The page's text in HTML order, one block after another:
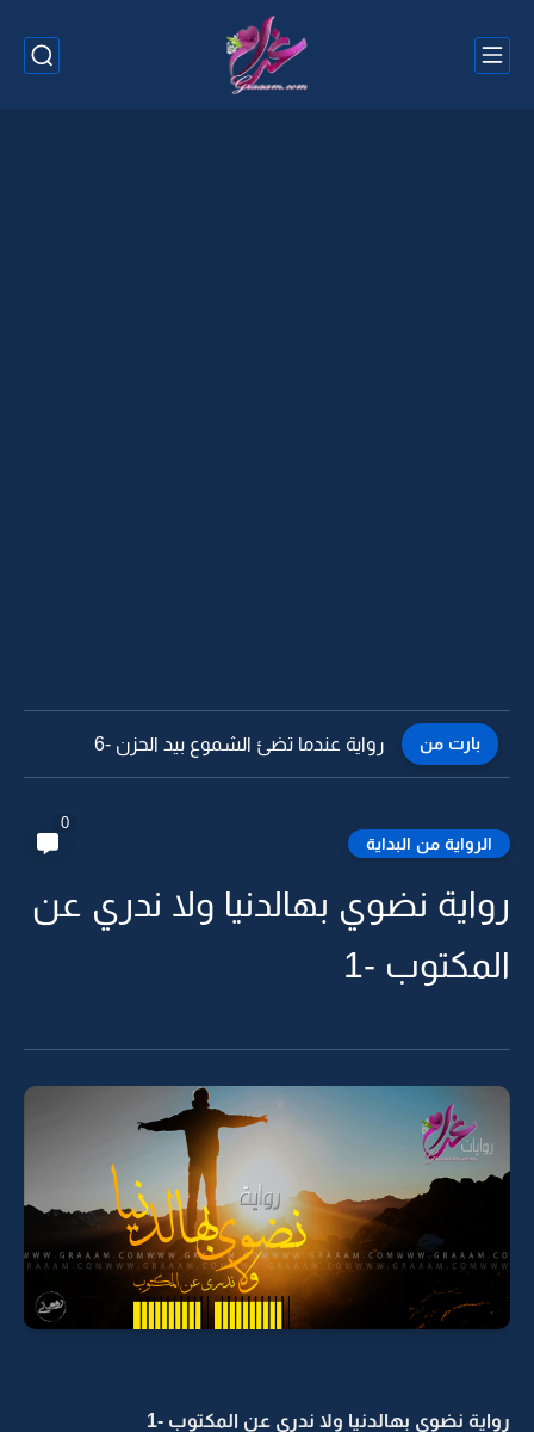
بارت من رواية عندما تضئ الشموع بيد الحزن -5
الرواية من البداية
0
رواية نضوي بهالدنيا ولا ندري عن
المكتوب -1
رواية نضوي بهالدنيا ولا ندري عن المكتوب -1